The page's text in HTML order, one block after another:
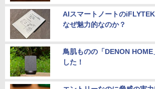
￥29,800
￥65,980
AIスマートノートの
なぜ魅力的なのか？
鳥肌ものの「DENON
した！